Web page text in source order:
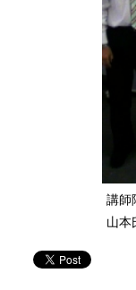
講師
山本